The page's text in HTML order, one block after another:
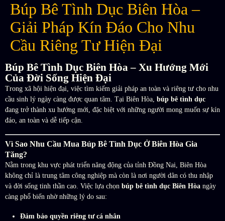
Búp Bê Tình Dục Biên Hòa –
Giải Pháp Kín Đáo Cho Nhu
Cầu Riêng Tư Hiện Đại
Búp Bê Tình Dục Biên Hòa – Xu Hướng Mới
Của Đời Sống Hiện Đại
Trong xã hội hiện đại, việc tìm kiếm giải pháp an toàn và riêng tư cho nhu
cầu sinh lý ngày càng được quan tâm. Tại Biên Hòa, búp bê tình dục
đang trở thành xu hướng mới, đặc biệt với những người mong muốn sự kín
đáo, an toàn và dễ tiếp cận.
Vì Sao Nhu Cầu Mua Búp Bê Tình Dục Ở Biên Hòa Gia
Tăng?
Nằm trong khu vực phát triển năng động của tỉnh Đồng Nai, Biên Hòa
không chỉ là trung tâm công nghiệp mà còn là nơi người dân có thu nhập
và đời sống tinh thần cao. Việc lựa chọn búp bê tình dục Biên Hòa ngày
càng phổ biến nhờ những lý do sau:
Đảm bảo quyền riêng tư cá nhân